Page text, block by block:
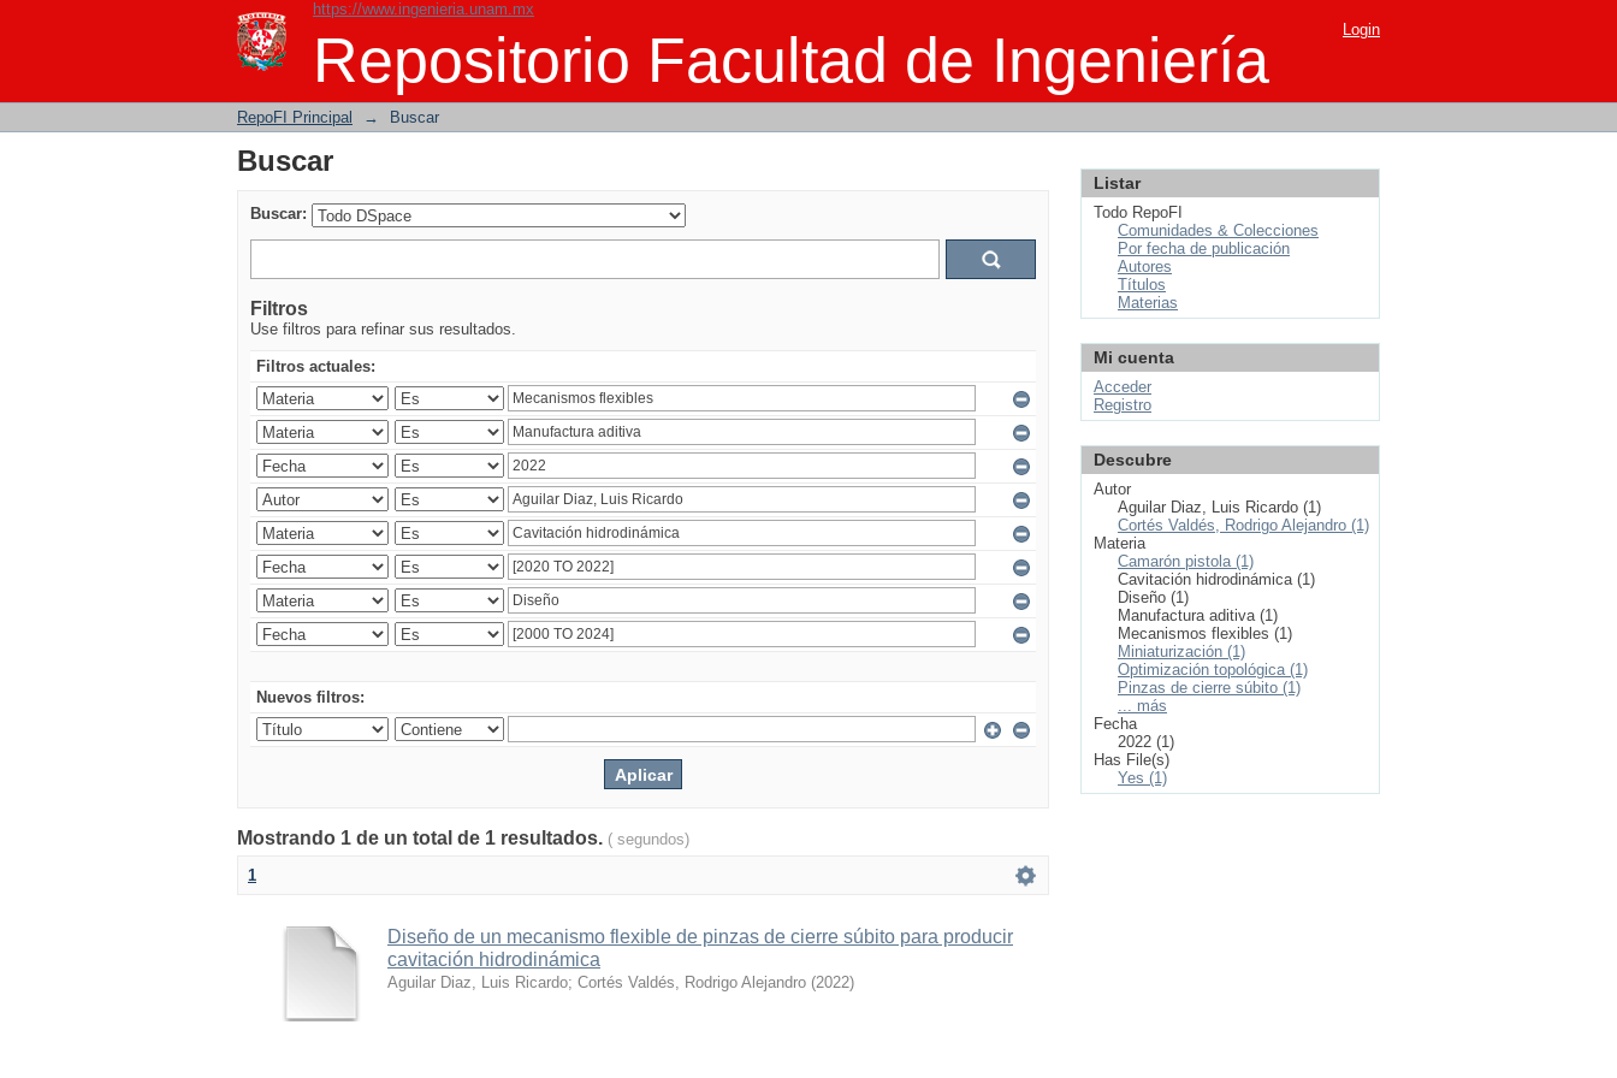
https://www.ingenieria.unam.mx
Repositorio Facultad de Ingeniería
Buscar Login
RepoFI Principal → Buscar
Buscar
Buscar:
Filtros
Use filtros para refinar sus resultados.
Filtros actuales:
Nuevos filtros:
Mostrando 1 de un total de 1 resultados. ( segundos)
1
Diseño de un mecanismo flexible de pinzas de cierre súbito para producir
cavitación hidrodinámica
Aguilar Diaz, Luis Ricardo; Cortés Valdés, Rodrigo Alejandro (2022)
Listar
Todo RepoFI
Comunidades & Colecciones
Por fecha de publicación
Autores
Títulos
Materias
Mi cuenta
Acceder
Registro
Descubre
Autor
Aguilar Diaz, Luis Ricardo (1)
Cortés Valdés, Rodrigo Alejandro (1)
Materia
Camarón pistola (1)
Cavitación hidrodinámica (1)
Diseño (1)
Manufactura aditiva (1)
Mecanismos flexibles (1)
Miniaturización (1)
Optimización topológica (1)
Pinzas de cierre súbito (1)
... más
Fecha
2022 (1)
Has File(s)
Yes (1)